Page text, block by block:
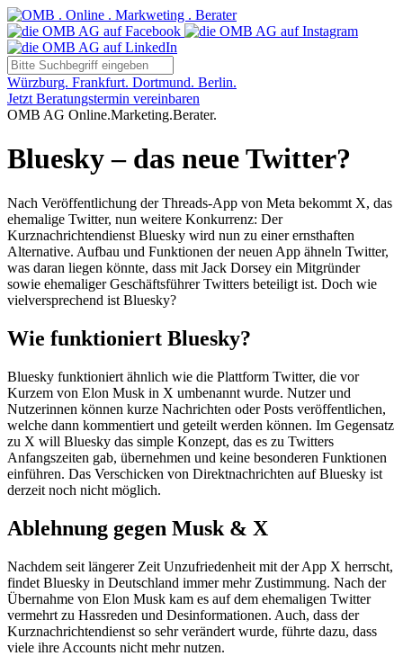
Würzburg. Frankfurt. Dortmund. Berlin.
Jetzt Beratungstermin vereinbaren
OMB AG Online.Marketing.Berater.
Bluesky – das neue Twitter?
Nach Veröffentlichung der Threads-App von Meta bekommt X, das
ehemalige Twitter, nun weitere Konkurrenz: Der
Kurznachrichtendienst Bluesky wird nun zu einer ernsthaften
Alternative. Aufbau und Funktionen der neuen App ähneln Twitter,
was daran liegen könnte, dass mit Jack Dorsey ein Mitgründer
sowie ehemaliger Geschäftsführer Twitters beteiligt ist. Doch wie
vielversprechend ist Bluesky?
Wie funktioniert Bluesky?
Bluesky funktioniert ähnlich wie die Plattform Twitter, die vor
Kurzem von Elon Musk in X umbenannt wurde. Nutzer und
Nutzerinnen können kurze Nachrichten oder Posts veröffentlichen,
welche dann kommentiert und geteilt werden können. Im Gegensatz
zu X will Bluesky das simple Konzept, das es zu Twitters
Anfangszeiten gab, übernehmen und keine besonderen Funktionen
einführen. Das Verschicken von Direktnachrichten auf Bluesky ist
derzeit noch nicht möglich.
Ablehnung gegen Musk & X
Nachdem seit längerer Zeit Unzufriedenheit mit der App X herrscht,
findet Bluesky in Deutschland immer mehr Zustimmung. Nach der
Übernahme von Elon Musk kam es auf dem ehemaligen Twitter
vermehrt zu Hassreden und Desinformationen. Auch, dass der
Kurznachrichtendienst so sehr verändert wurde, führte dazu, dass
viele ihre Accounts nicht mehr nutzen.